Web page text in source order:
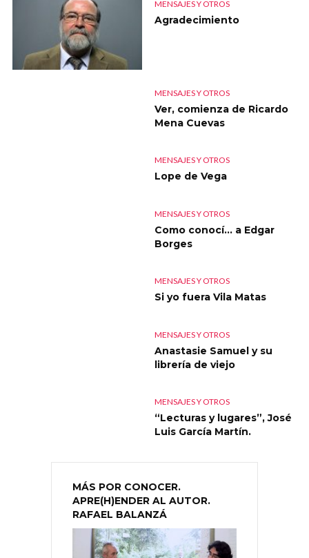
MENSAJES Y OTROS
Agradecimiento
MENSAJES Y OTROS
Ver, comienza de Ricardo
Mena Cuevas
MENSAJES Y OTROS
Lope de Vega
MENSAJES Y OTROS
Como conocí… a Edgar
Borges
MENSAJES Y OTROS
Si yo fuera Vila Matas
MENSAJES Y OTROS
Anastasie Samuel y su
librería de viejo
MENSAJES Y OTROS
“Lecturas y lugares”, José
Luis García Martín.
MÁS POR CONOCER.
APRE(H)ENDER AL AUTOR.
RAFAEL BALANZÁ